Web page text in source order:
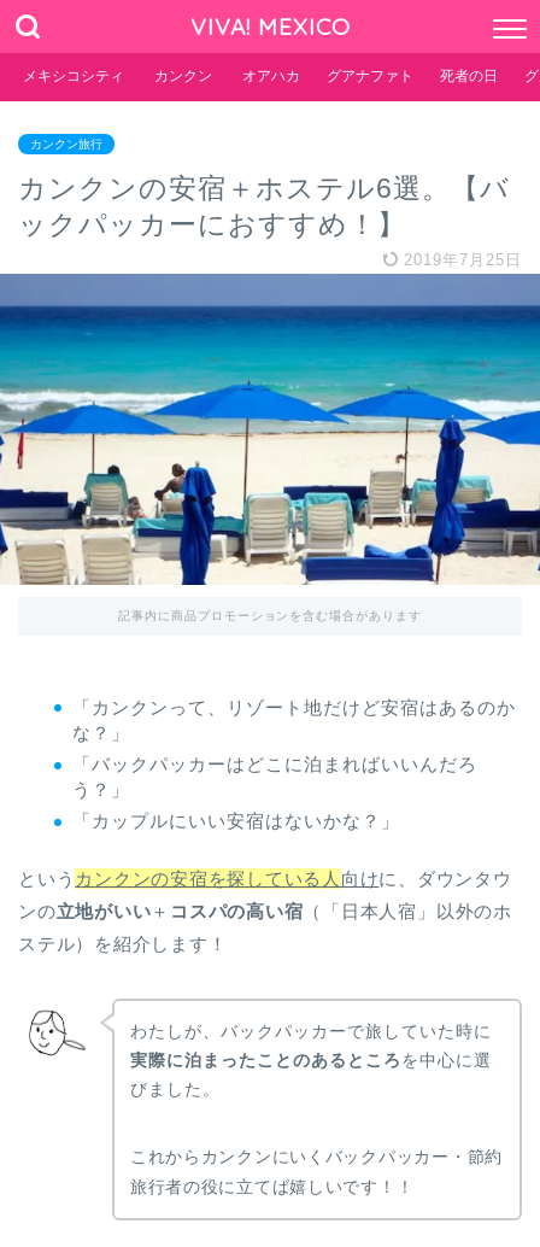
VIVA! MEXICO
メキシコシティ カンクン オアハカ グアナファト 死者の日
カンクン旅行
カンクンの安宿＋ホステル6選。【バ
ックパッカーにおすすめ！】
2019年7月25日
記事内に商品プロモーションを含む場合があります
「カンクンって、リゾート地だけど安宿はあるのか
な？」
「バックパッカーはどこに泊まればいいんだろ
う？」
「カップルにいい安宿はないかな？」
という カンクンの安宿を探している人 向けに、ダウンタウ
ンの立地がいい＋ コスパの高い宿 （「日本人宿」以外のホ
ステル）を紹介します！
わたしが、バックパッカーで旅していた時に
実際に泊まったことのあるところを中心に選
びました。
これからカンクンにいくバックパッカー・節約
旅行者の役に立てば嬉しいです！！